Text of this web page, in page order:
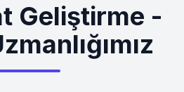
Geliştirme -